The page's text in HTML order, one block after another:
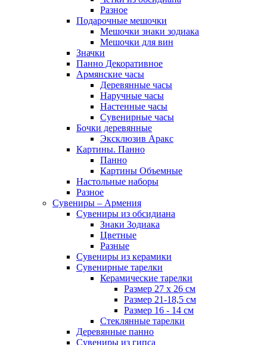
Разное
Подарочные мешочки
Мешочки знаки зодиака
Мешочки для вин
Значки
Панно Декоративное
Армянские часы
Деревянные часы
Наручные часы
Настенные часы
Сувенирные часы
Бочки деревянные
Эксклюзив Аракс
Картины. Панно
Панно
Картины Объемные
Настольные наборы
Разное
Сувениры – Армения
Сувениры из обсидиана
Знаки Зодиака
Цветные
Разные
Сувениры из керамики
Сувенирные тарелки
Керамические тарелки
Размер 27 х 26 см
Размер 21-18,5 см
Размер 16 - 14 см
Стеклянные тарелки
Деревянные панно
Сувениры из гипса